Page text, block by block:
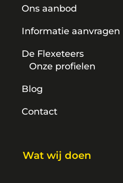
Ons aanbod
Informatie aanvragen
De Flexeteers
Onze profielen
Blog
Contact
Wat wij doen